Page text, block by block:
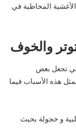
المخاطية في
والخوف
تجعل بعض
هذه الأسباب فيما
و خجولة بحيث